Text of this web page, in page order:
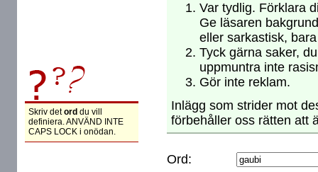
Skriv detord du vill
definiera. ANVÄND INTE
CAPS LOCK i onödan.
Var tydlig. Förklara
Ge läsaren
eller sarkastisk,
Tyck gärna saker,
uppmuntra inte
Gör inte reklam.
Inlägg som strider mot
förbehåller oss rätten att
Ord: